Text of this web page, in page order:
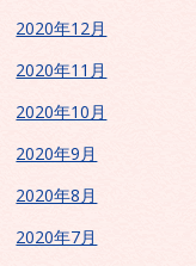
2020年12月
2020年11月
2020年10月
2020年9月
2020年8月
2020年7月